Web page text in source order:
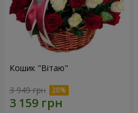
Кошик "Вітаю"
3 949 грн